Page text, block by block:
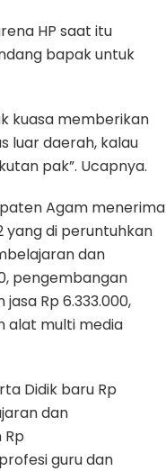
HP saat itu
bapak untuk
kuasa memberikan
luar daerah, kalau
pak”. Ucapnya.
Agam menerima
yang di peruntuhkan
dan
pengembangan
Rp 6.333.000,
alat multi media
Didik baru Rp
dan
guru dan